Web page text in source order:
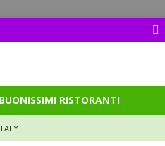
BUONISSIMI RISTORANTI